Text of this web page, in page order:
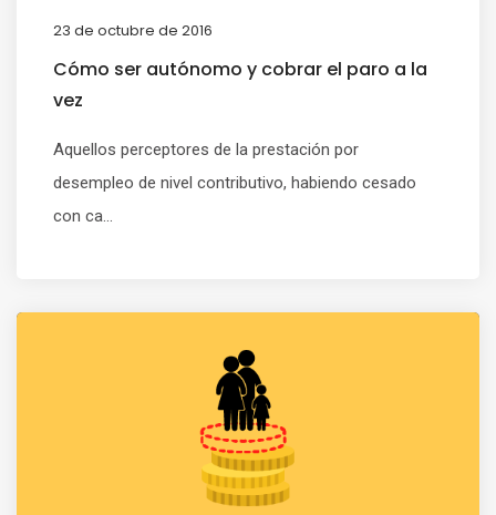
23 de octubre de 2016
Cómo ser autónomo y cobrar el paro a la
vez
Aquellos perceptores de la prestación por
desempleo de nivel contributivo, habiendo cesado
con ca...